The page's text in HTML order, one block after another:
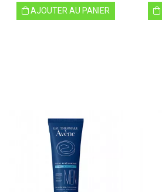
AJOUTER AU PANIER